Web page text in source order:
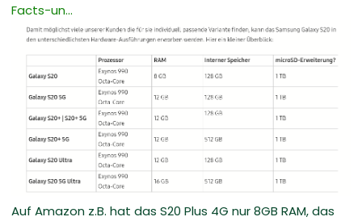
Facts-un...
Auf Amazon z.B. hat das S20 Plus 4G nur 8GB RAM, das